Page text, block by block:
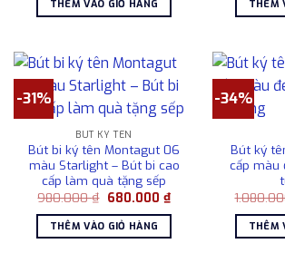
2.300.000 ₫.
2.100.000 ₫.
THÊM VÀO GIỎ HÀNG THÊM
-31%
BÚT KÝ TÊN
Bút bi ký tên Montagut 06
màu Starlight – Bút bi cao
cấp làm quà tặng sếp
980.000₫ Giá
là:
980.000 ₫.
680.000 ₫Giá
hiện
tại
680.000 ₫.
THÊM VÀO GIỎ HÀNG
-34%
Bút ký
cấp màu
THÊM